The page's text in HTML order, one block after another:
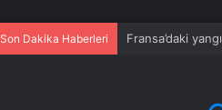
Son Dakika Haberleri Fransa’daki